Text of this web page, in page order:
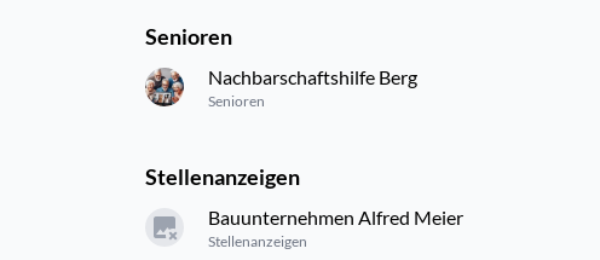
Senioren
Nachbarschaftshilfe Berg
Senioren
Stellenanzeigen
Bauunternehmen Alfred Meier
Stellenanzeigen